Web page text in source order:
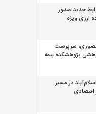
جدید صدور
ارزی ویژه
سرپرست
پژوهشكده بیمه
در مسیر
اقتصادی